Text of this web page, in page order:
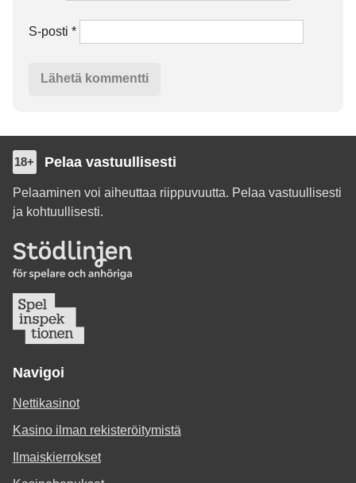
S-posti *
18+ Pelaa vastuullisesti
Pelaaminen voi aiheuttaa riippuvuutta. Pelaa vastuullisesti
ja kohtuullisesti.
Navigoi
Nettikasinot
Kasino ilman rekisteröitymistä
Ilmaiskierrokset